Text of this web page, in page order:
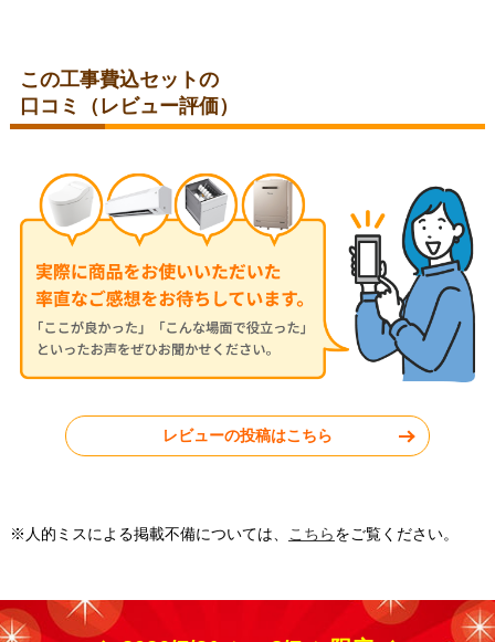
埼玉県比企郡
コロナ ルームエアコン RC-
V2826R-W
神奈川県秦野市
三菱 ルームエアコン MSZ-
JXV2526-W
東京都小平市
工事実績をもっと見る
この工事費込セットの
口コミ（レビュー評価）
レビューの投稿はこちら
※人的ミスによる掲載不備については、 こちらをご覧ください。